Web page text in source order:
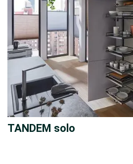
TANDEM solo